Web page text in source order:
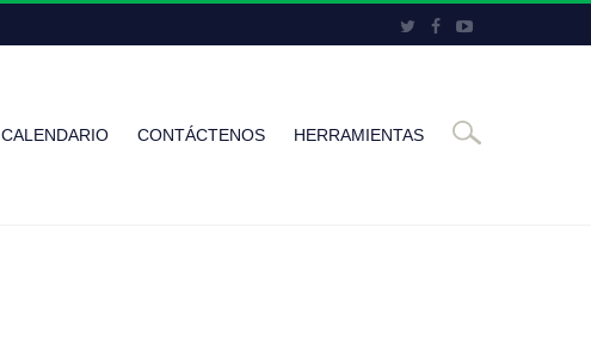
CALENDARIO CONTÁCTENOS HERRAMIENTAS